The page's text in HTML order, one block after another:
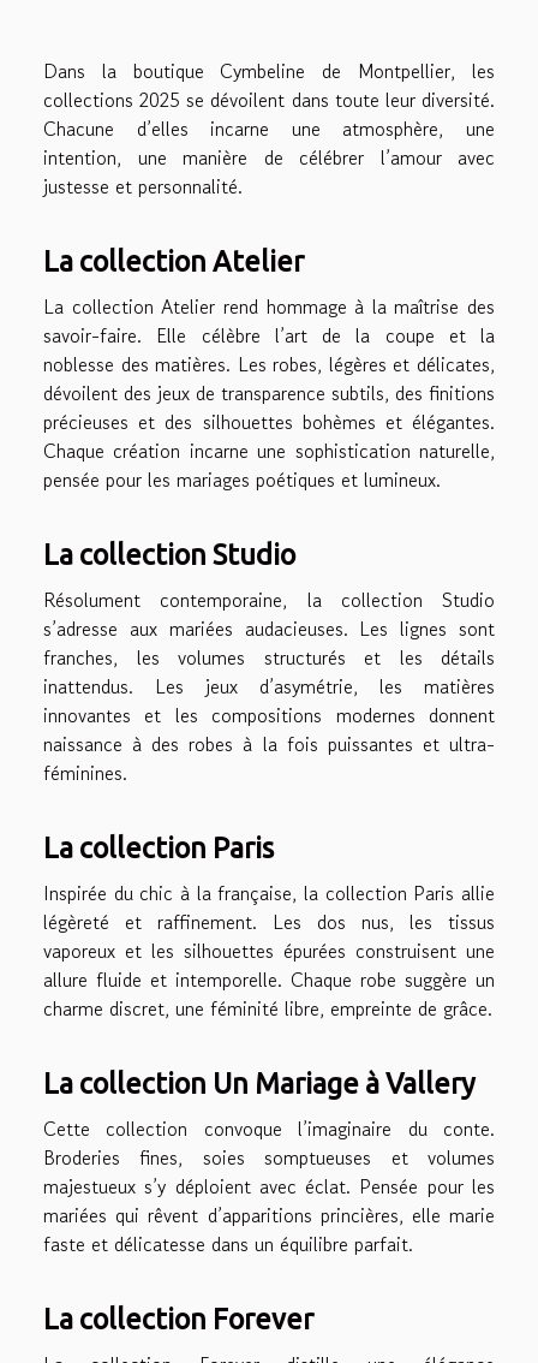
Dans la boutique Cymbeline de Montpellier, les
collections 2025 se dévoilent dans toute leur diversité.
Chacune d’elles incarne une atmosphère, une
intention, une manière de célébrer l’amour avec
justesse et personnalité.
La collection Atelier
La collection Atelier rend hommage à la maîtrise des
savoir-faire. Elle célèbre l’art de la coupe et la
noblesse des matières. Les robes, légères et délicates,
dévoilent des jeux de transparence subtils, des finitions
précieuses et des silhouettes bohèmes et élégantes.
Chaque création incarne une sophistication naturelle,
pensée pour les mariages poétiques et lumineux.
La collection Studio
Résolument contemporaine, la collection Studio
s’adresse aux mariées audacieuses. Les lignes sont
franches, les volumes structurés et les détails
inattendus. Les jeux d’asymétrie, les matières
innovantes et les compositions modernes donnent
naissance à des robes à la fois puissantes et ultra-
féminines.
La collection Paris
Inspirée du chic à la française, la collection Paris allie
légèreté et raffinement. Les dos nus, les tissus
vaporeux et les silhouettes épurées construisent une
allure fluide et intemporelle. Chaque robe suggère un
charme discret, une féminité libre, empreinte de grâce.
La collection Un Mariage à Vallery
Cette collection convoque l’imaginaire du conte.
Broderies fines, soies somptueuses et volumes
majestueux s’y déploient avec éclat. Pensée pour les
mariées qui rêvent d’apparitions princières, elle marie
faste et délicatesse dans un équilibre parfait.
La collection Forever